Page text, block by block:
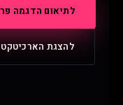
לתיאום הדגמה
להצגת